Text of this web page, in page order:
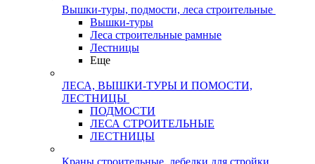
Вышки-туры, подмости, леса строительные
Вышки-туры
Леса строительные рамные
Лестницы
Еще
ЛЕСА, ВЫШКИ-ТУРЫ И ПОМОСТИ,
ЛЕСТНИЦЫ
ПОДМОСТИ
ЛЕСА СТРОИТЕЛЬНЫЕ
ЛЕСТНИЦЫ
Краны строительные, лебедки для стройки